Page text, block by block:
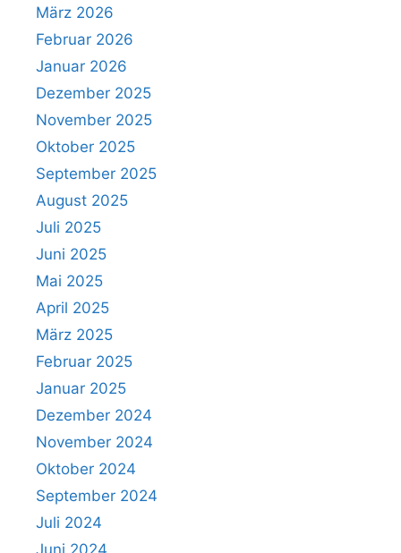
März 2026
Februar 2026
Januar 2026
Dezember 2025
November 2025
Oktober 2025
September 2025
August 2025
Juli 2025
Juni 2025
Mai 2025
April 2025
März 2025
Februar 2025
Januar 2025
Dezember 2024
November 2024
Oktober 2024
September 2024
Juli 2024
Juni 2024